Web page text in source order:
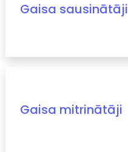
Gaisa sausinātāji
Gaisa mitrinātāji